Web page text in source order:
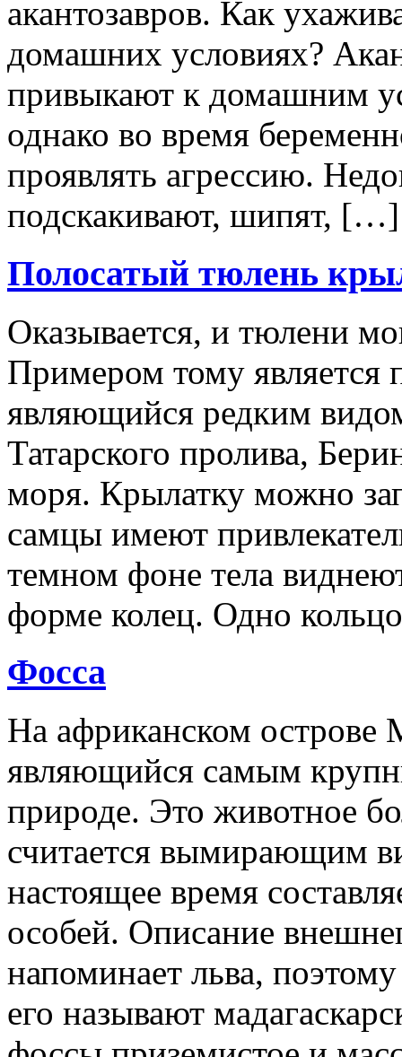
акантозавров. Как
домашних условиях?
привыкают к домашним
однако во время
проявлять агрессию.
подскакивают, шипят, […]
Полосатый тюлень
Оказывается, и тюлени
Примером тому является
являющийся редким
Татарского пролива,
моря. Крылатку можно
самцы имеют
темном фоне тела
форме колец. Одно
Фосса
На африканском острове
являющийся самым
природе. Это животное
считается вымирающим
настоящее время
особей. Описание
напоминает льва,
его называют